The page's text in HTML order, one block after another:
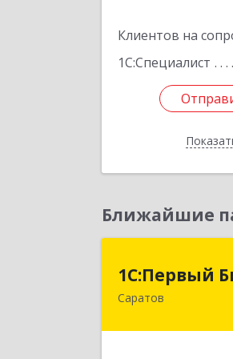
Клиентов на
1С:Специалист
Ближайшие
1С:Первый
Саратов
410005,